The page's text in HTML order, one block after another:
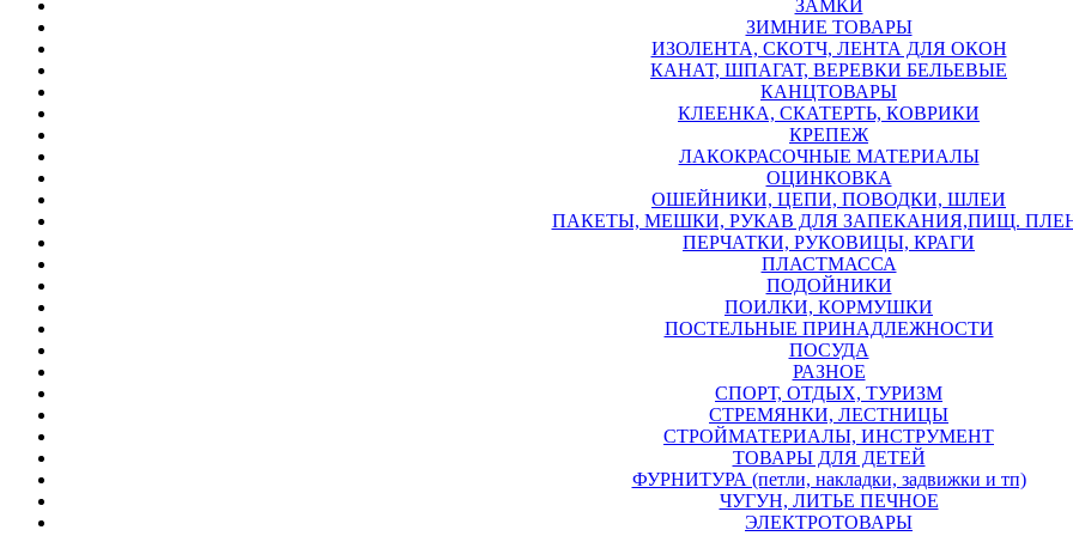
ЗАМКИ
ЗИМНИЕ ТОВАРЫ
ИЗОЛЕНТА, СКОТЧ, ЛЕНТА ДЛЯ ОКОН
КАНАТ, ШПАГАТ, ВЕРЕВКИ БЕЛЬЕВЫЕ
КАНЦТОВАРЫ
КЛЕЕНКА, СКАТЕРТЬ, КОВРИКИ
КРЕПЕЖ
ЛАКОКРАСОЧНЫЕ МАТЕРИАЛЫ
ОЦИНКОВКА
ОШЕЙНИКИ, ЦЕПИ, ПОВОДКИ, ШЛЕИ
ПАКЕТЫ, МЕШКИ, РУКАВ ДЛЯ ЗАПЕКАНИЯ,ПИЩ.
ПЕРЧАТКИ, РУКОВИЦЫ, КРАГИ
ПЛАСТМАССА
ПОДОЙНИКИ
ПОИЛКИ, КОРМУШКИ
ПОСТЕЛЬНЫЕ ПРИНАДЛЕЖНОСТИ
ПОСУДА
РАЗНОЕ
СПОРТ, ОТДЫХ, ТУРИЗМ
СТРЕМЯНКИ, ЛЕСТНИЦЫ
СТРОЙМАТЕРИАЛЫ, ИНСТРУМЕНТ
ТОВАРЫ ДЛЯ ДЕТЕЙ
ФУРНИТУРА (петли, накладки, задвижки и тп)
ЧУГУН, ЛИТЬЕ ПЕЧНОЕ
ЭЛЕКТРОТОВАРЫ